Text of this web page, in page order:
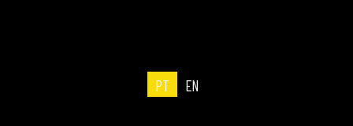
PT EN